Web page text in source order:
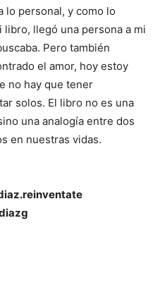
lo personal, y como lo
llegó una persona a mi
Pero también
el amor, hoy estoy
no hay que tener
solos. El libro no es una
una analogía entre dos
en nuestras vidas.